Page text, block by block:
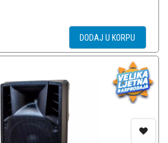
DODAJ U KORPU